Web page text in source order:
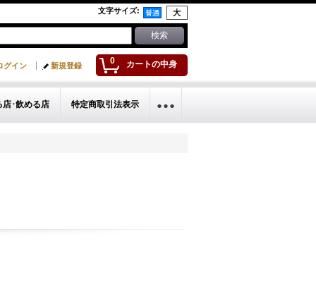
文字サイズ:
0 カートの中身
グイン 新規登録
店･飲める店 特定商取引法表示